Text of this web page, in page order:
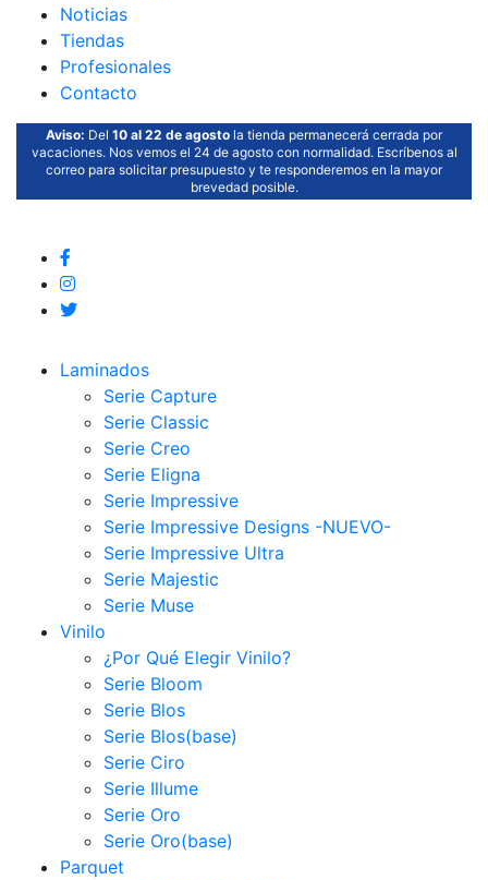
Noticias
Tiendas
Profesionales
Contacto
Aviso: Del 10 al 22 de agosto la tienda permanecerá cerrada por
vacaciones. Nos vemos el 24 de agosto con normalidad. Escríbenos al
correo para solicitar presupuesto y te responderemos en la mayor
brevedad posible.
Laminados
Serie Capture
Serie Classic
Serie Creo
Serie Eligna
Serie Impressive
Serie Impressive Designs -NUEVO-
Serie Impressive Ultra
Serie Majestic
Serie Muse
Vinilo
¿Por Qué Elegir Vinilo?
Serie Bloom
Serie Blos
Serie Blos(base)
Serie Ciro
Serie Illume
Serie Oro
Serie Oro(base)
Parquet